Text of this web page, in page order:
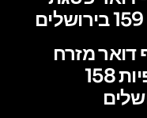
דואר מזרח
תלפיות 158